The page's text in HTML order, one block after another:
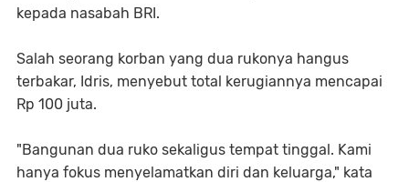
kepada nasabah BRI.
Salah seorang korban yang dua rukonya hangus
terbakar, Idris, menyebut total kerugiannya mencapai
Rp 100 juta.
"Bangunan dua ruko sekaligus tempat tinggal. Kami
hanya fokus menyelamatkan diri dan keluarga," kata